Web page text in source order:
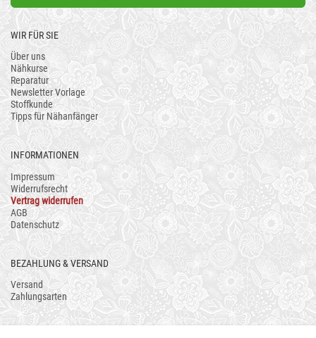
WIR FÜR SIE
Über uns
Nähkurse
Reparatur
Newsletter Vorlage
Stoffkunde
Tipps für Nähanfänger
INFORMATIONEN
Impressum
Widerrufsrecht
Vertrag widerrufen
AGB
Datenschutz
BEZAHLUNG & VERSAND
Versand
Zahlungsarten